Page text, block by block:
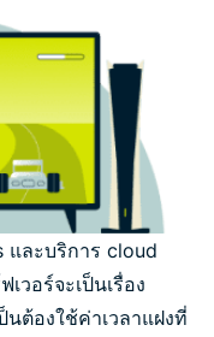
และบริการ cloud
วอร์จะเป็นเรื่อง
ต้องใช้ค่าเวลาแฝงที่